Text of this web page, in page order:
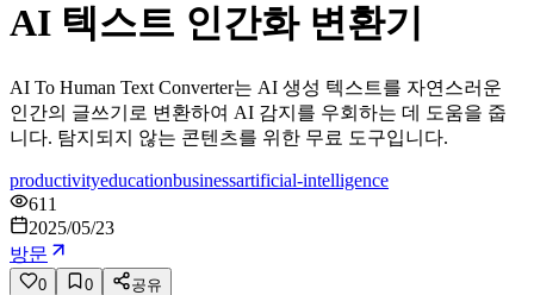
AI 텍스트 인간화 변환기
AI To Human Text Converter는 AI 생성 텍스트를 자연스러운
인간의 글쓰기로 변환하여 AI 감지를 우회하는 데 도움을 줍
니다. 탐지되지 않는 콘텐츠를 위한 무료 도구입니다.
productivityeducationbusinessartificial-intelligence
611
2025/05/23
방문
0 0 공유